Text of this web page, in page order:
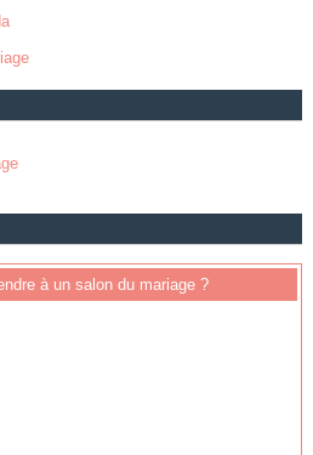
à un salon du mariage ?